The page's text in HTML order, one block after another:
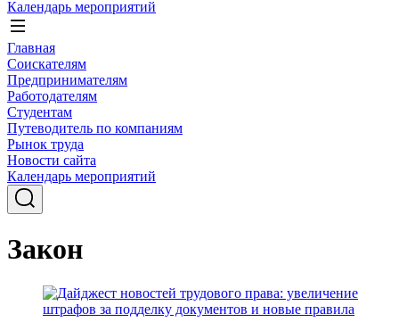
Календарь мероприятий
Главная
Соискателям
Предпринимателям
Работодателям
Студентам
Путеводитель по компаниям
Рынок труда
Новости сайта
Календарь мероприятий
Закон